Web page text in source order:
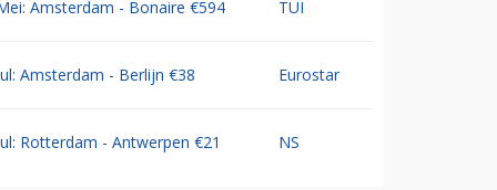
Amsterdam - Bonaire €594 TUI
Amsterdam - Berlijn €38 Eurostar
Rotterdam - Antwerpen €21 NS